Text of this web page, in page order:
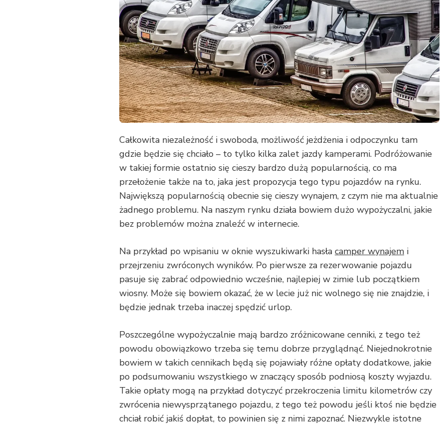
WYPOŻYCZENIA
KAMPERA
Całkowita niezależność i swoboda, możliwość jeżdżenia i odpoczynku tam
gdzie będzie się chciało – to tylko kilka zalet jazdy kamperami. Podróżowanie
w takiej formie ostatnio się cieszy bardzo dużą popularnością, co ma
przełożenie także na to, jaka jest propozycja tego typu pojazdów na rynku.
Największą popularnością obecnie się cieszy wynajem, z czym nie ma aktualnie
żadnego problemu. Na naszym rynku działa bowiem dużo wypożyczalni, jakie
bez problemów można znaleźć w internecie.
Na przykład po wpisaniu w oknie wyszukiwarki hasła camper wynajem i
przejrzeniu zwróconych wyników. Po pierwsze za rezerwowanie pojazdu
pasuje się zabrać odpowiednio wcześnie, najlepiej w zimie lub początkiem
wiosny. Może się bowiem okazać, że w lecie już nic wolnego się nie znajdzie, i
będzie jednak trzeba inaczej spędzić urlop.
Poszczególne wypożyczalnie mają bardzo zróżnicowane cenniki, z tego też
powodu obowiązkowo trzeba się temu dobrze przyglądnąć. Niejednokrotnie
bowiem w takich cennikach będą się pojawiały różne opłaty dodatkowe, jakie
po podsumowaniu wszystkiego w znaczący sposób podniosą koszty wyjazdu.
Takie opłaty mogą na przykład dotyczyć przekroczenia limitu kilometrów czy
zwrócenia niewysprzątanego pojazdu, z tego też powodu jeśli ktoś nie będzie
chciał robić jakiś dopłat, to powinien się z nimi zapoznać. Niezwykle istotne